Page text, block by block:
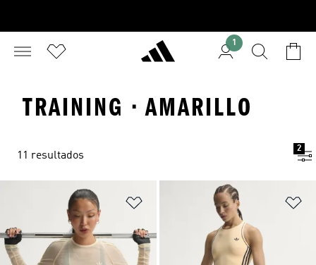
1
TRAINING · AMARILLO
11 resultados
2
Añadir a la lista de deseos